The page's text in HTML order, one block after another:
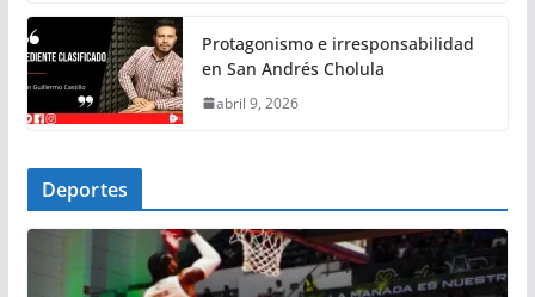
Protagonismo e irresponsabilidad
en San Andrés Cholula
abril 9, 2026
Deportes